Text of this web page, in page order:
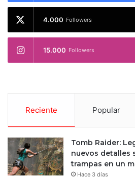
4.000 Followers
15.000 Followers
Reciente Popular
Tomb Raider:
nuevos detalles
trampas en un
Hace 3 días